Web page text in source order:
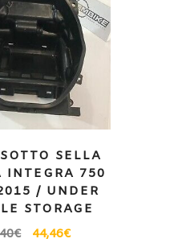
SELLA
INTEGRA 750
/ UNDER
STORAGE
€ 44,46€